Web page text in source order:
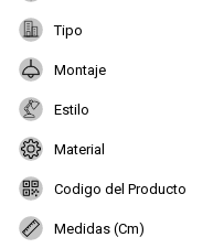
Tipo
Montaje
Estilo
Material
Codigo del Producto
Medidas (Cm)